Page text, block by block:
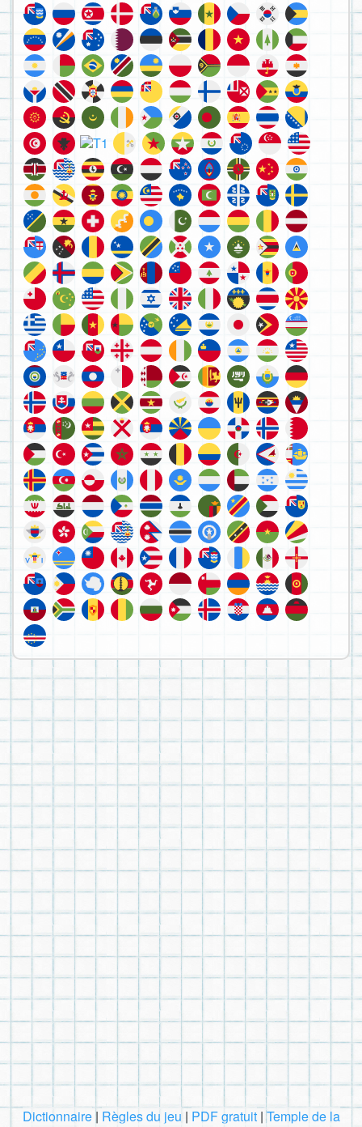
Dictionnaire| Règles du jeu | PDF gratuit|Temple de la